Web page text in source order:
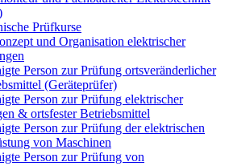
Prüfkurse
und Organisation elektrischer
Person zur Prüfung ortsveränderlicher
(Geräteprüfer)
Person zur Prüfung elektrischer
& ortsfester Betriebsmittel
Person zur Prüfung der elektrischen
von Maschinen
Person zur Prüfung von